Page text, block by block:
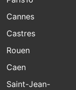
Cannes
Castres
Rouen
Caen
Saint-Jean-